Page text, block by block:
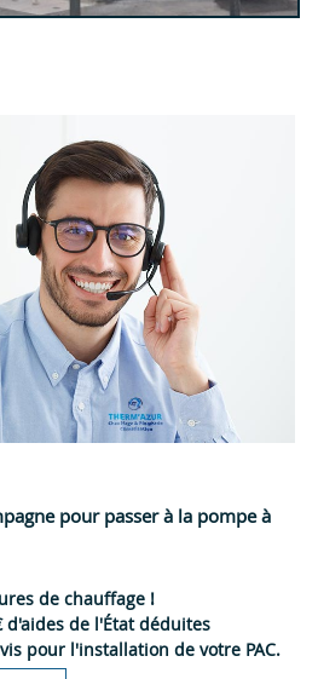
pour passer à la pompe à
de chauffage !
d'aides de l'État déduites
pour l'installation de votre PAC.